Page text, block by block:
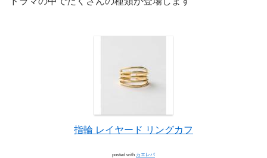
指輪 レイヤード リングカフ
posted with カエレバ